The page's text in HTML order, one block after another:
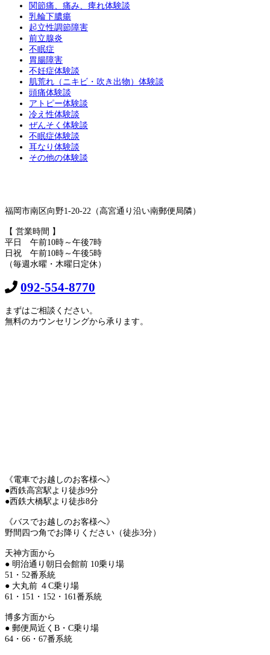
関節痛、痛み、痺れ体験談
乳輪下膿瘍
起立性調節障害
前立腺炎
不眠症
胃腸障害
不妊症体験談
肌荒れ（ニキビ・吹き出物）体験談
頭痛体験談
アトピー体験談
冷え性体験談
ぜんそく体験談
不眠症体験談
耳なり体験談
その他の体験談
福岡市南区向野1-20-22（高宮通り沿い南郵便局隣）
【 営業時間 】
平日 午前10時～午後7時
日祝 午前10時～午後5時
（毎週水曜・木曜日定休）
092-554-8770
まずはご相談ください。
無料のカウンセリングから承ります。
《電車でお越しのお客様へ》
●西鉄高宮駅より徒歩9分
●西鉄大橋駅より徒歩8分
《バスでお越しのお客様へ》
野間四つ角でお降りください（徒歩3分）
天神方面から
● 明治通り朝日会館前 10乗り場
51・52番系統
● 大丸前 ４C乗り場
61・151・152・161番系統
博多方面から
● 郵便局近くB・C乗り場
64・66・67番系統